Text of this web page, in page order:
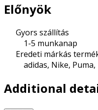
Előnyök
Gyors szállítás
1-5 munkanap
Eredeti márkás
adidas, Nike,
Additional